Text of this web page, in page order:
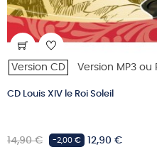
Version CD Version MP3
CD Louis XIV le Roi Soleil
Prix
14,90 € -2,00 € Prix
12,90 €